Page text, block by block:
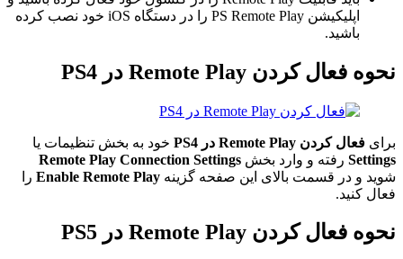
اپلیکیشن PS Remote Play را در دستگاه iOS خود نصب کرده
باشید.
نحوه فعال کردن Remote Play در PS4
برای فعال کردن Remote Play در PS4 خود به بخش تنظیمات یا
Settings رفته و وارد بخش Remote Play Connection Settings
شوید و در قسمت بالای این صفحه گزینه Enable Remote Play را
فعال کنید.
نحوه فعال کردن Remote Play در PS5